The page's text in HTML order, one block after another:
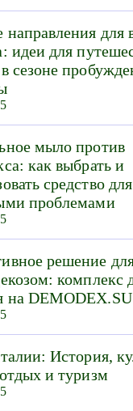
для
идеи для
сезоне
мыло против
как выбрать и
средство
проблемами
решение
комплекс
на DEMODEX.SU
История,
и туризм